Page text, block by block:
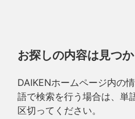
お探しの内容は見つ
DAIKENホームページ内の
語で検索を行う場合は、単
区切ってください。